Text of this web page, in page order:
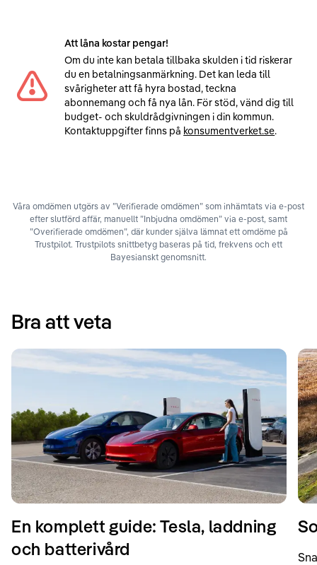
Att låna kostar pengar!
Om du inte kan betala tillbaka skulden i tid riskerar
du en betalningsanmärkning. Det kan leda till
svårigheter att få hyra bostad, teckna
abonnemang och få nya lån. För stöd, vänd dig till
budget- och skuldrådgivningen i din kommun.
Kontaktuppgifter finns på konsumentverket.se.
Våra omdömen utgörs av ”Verifierade omdömen” som inhämtats via e-post
efter slutförd affär, manuellt ”Inbjudna omdömen” via e-post, samt
”Overifierade omdömen”, där kunder själva lämnat ett omdöme på
Trustpilot. Trustpilots snittbetyg baseras på tid, frekvens och ett
Bayesianskt genomsnitt.
Bra att veta
En komplett guide: Tesla, laddning
och batterivård